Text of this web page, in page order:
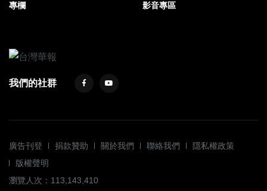
專欄 影音專區
我們的社群
廣告刊登 捐款贊助 關於我們 聯絡我們
隱私權政策
版權聲明
瀏覽人次：113,143,410